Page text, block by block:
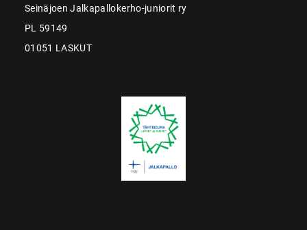
Seinäjoen Jalkapallokerho-juniorit ry
PL 59149
01051 LASKUT